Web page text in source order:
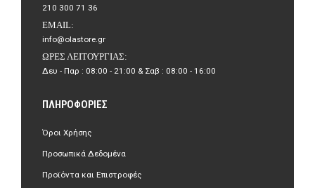
210 300 71 36
EMAIL:
info@olastore.gr
ΏΡΕΣ ΛΕΙΤΟΥΡΓΊΑΣ:
Δευ - Παρ : 08:00 - 21:00 & Σαβ : 08:00 - 16:00
ΠΛΗΡΟΦΟΡΊΕΣ
Όροι Χρήσης
Προσωπικά Δεδομένα
Προϊόντα και Επιστροφές